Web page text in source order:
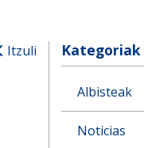
Itzuli Kategoriak
Albisteak
Noticias